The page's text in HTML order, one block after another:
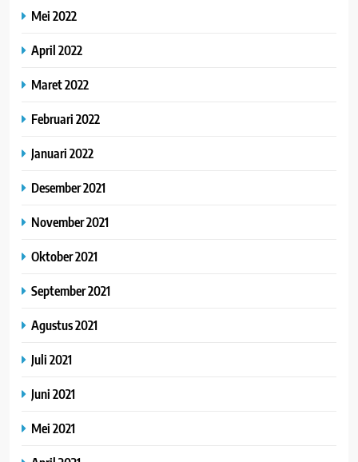
Mei 2022
April 2022
Maret 2022
Februari 2022
Januari 2022
Desember 2021
November 2021
Oktober 2021
September 2021
Agustus 2021
Juli 2021
Juni 2021
Mei 2021